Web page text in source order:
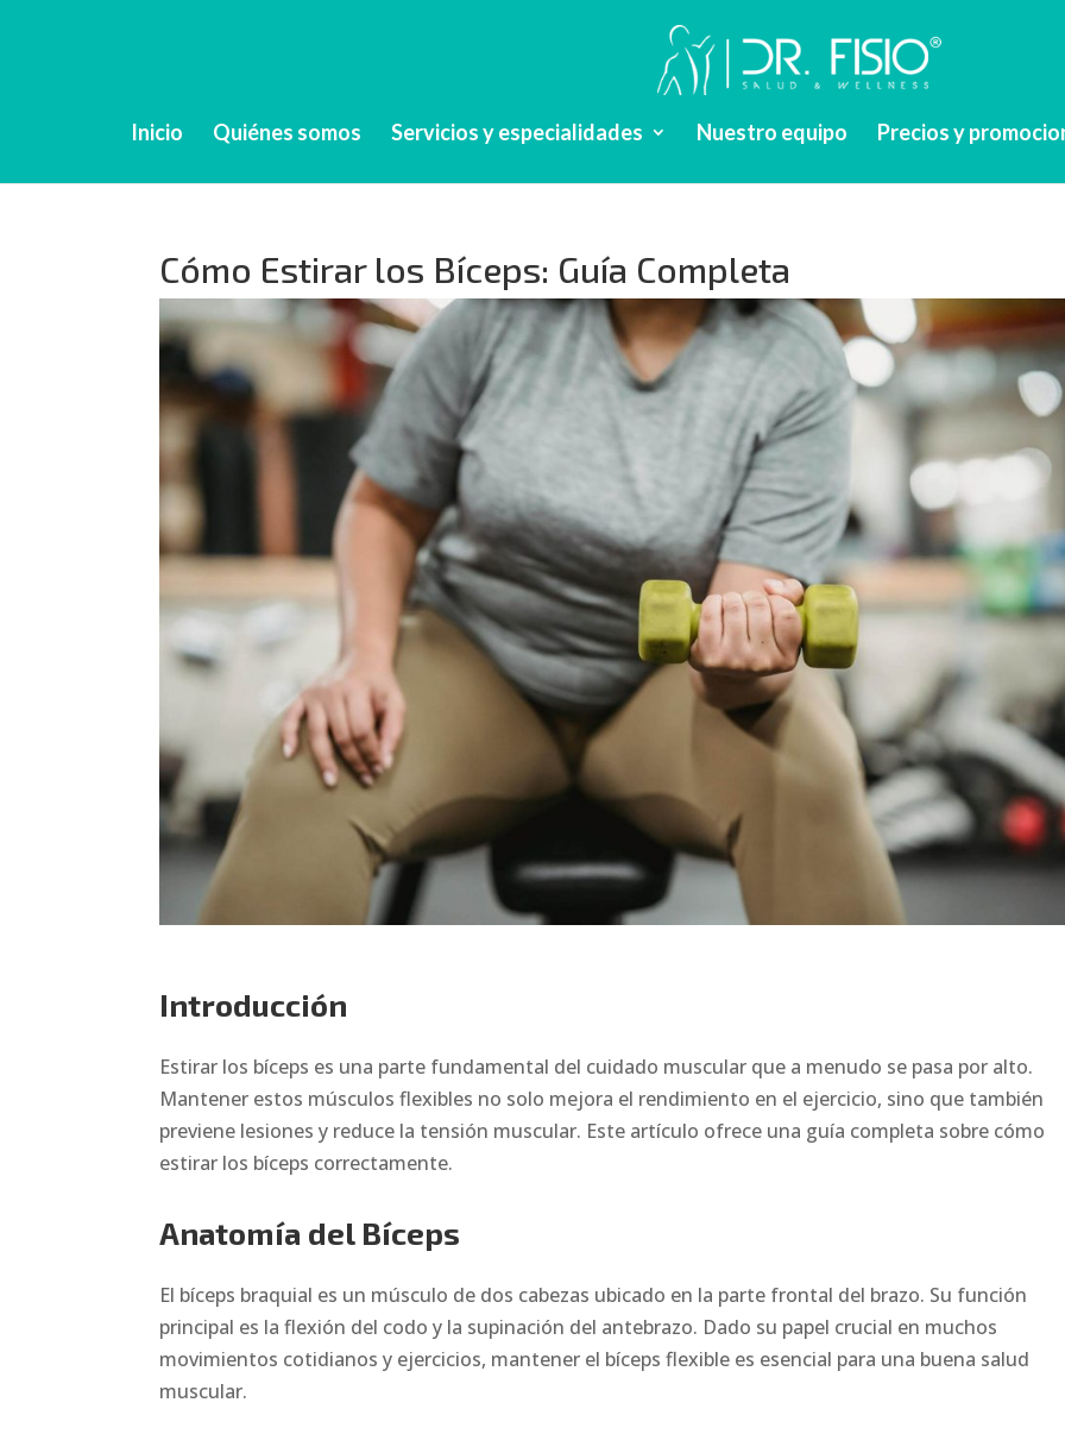
Inicio Quiénes somos Servicios y especialidades Nuestro equipo Precios y
Cómo Estirar los Bíceps: Guía Completa
Introducción
Estirar los bíceps es una parte fundamental del cuidado muscular que a menudo se pasa por alto.
Mantener estos músculos flexibles no solo mejora el rendimiento en el ejercicio, sino que también
previene lesiones y reduce la tensión muscular. Este artículo ofrece una guía completa sobre cómo
estirar los bíceps correctamente.
Anatomía del Bíceps
El bíceps braquial es un músculo de dos cabezas ubicado en la parte frontal del brazo. Su función
principal es la flexión del codo y la supinación del antebrazo. Dado su papel crucial en muchos
movimientos cotidianos y ejercicios, mantener el bíceps flexible es esencial para una buena salud
muscular.